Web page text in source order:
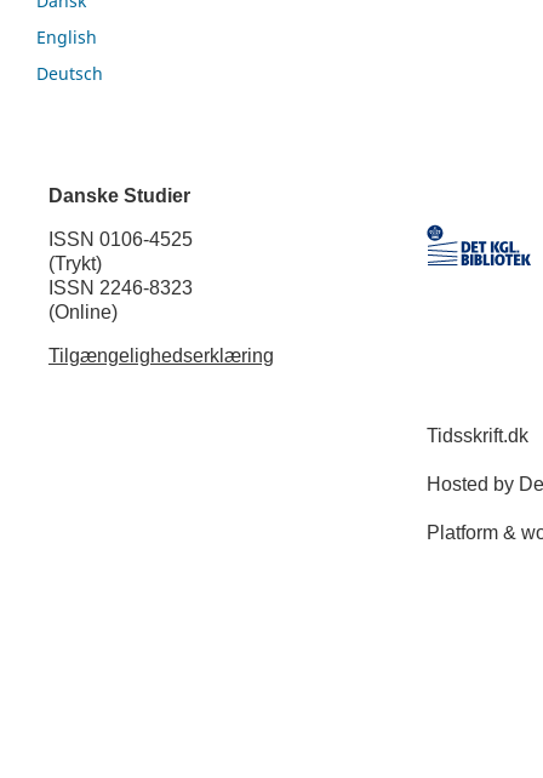
English
Deutsch
Danske Studier
ISSN 0106-4525
(Trykt)
ISSN 2246-8323
(Online)
Tilgængelighedserklæring